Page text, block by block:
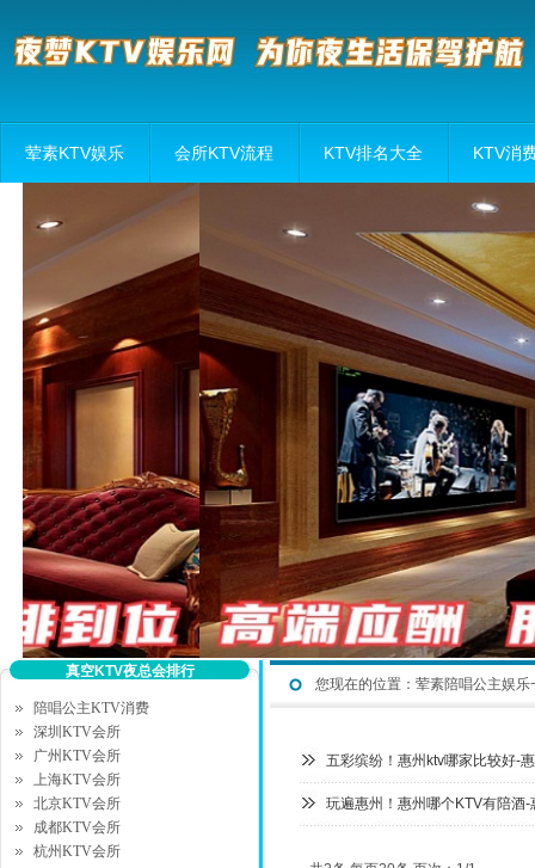
荤素KTV娱乐 会所KTV流程 KTV排名大全 KTV消
您现在的位置： 荤素陪唱公主娱乐
五彩缤纷！惠州ktv哪家比较好-
玩遍惠州！惠州哪个KTV有陪酒
真空KTV夜总会排行
陪唱公主KTV消费
深圳KTV会所
广州KTV会所
上海KTV会所
北京KTV会所
成都KTV会所
杭州KTV会所